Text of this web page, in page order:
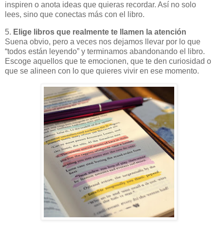
inspiren o anota ideas que quieras recordar. Así no solo
lees, sino que conectas más con el libro.
5. Elige libros que realmente te llamen la atención
Suena obvio, pero a veces nos dejamos llevar por lo que
“todos están leyendo” y terminamos abandonando el libro.
Escoge aquellos que te emocionen, que te den curiosidad o
que se alineen con lo que quieres vivir en ese momento.